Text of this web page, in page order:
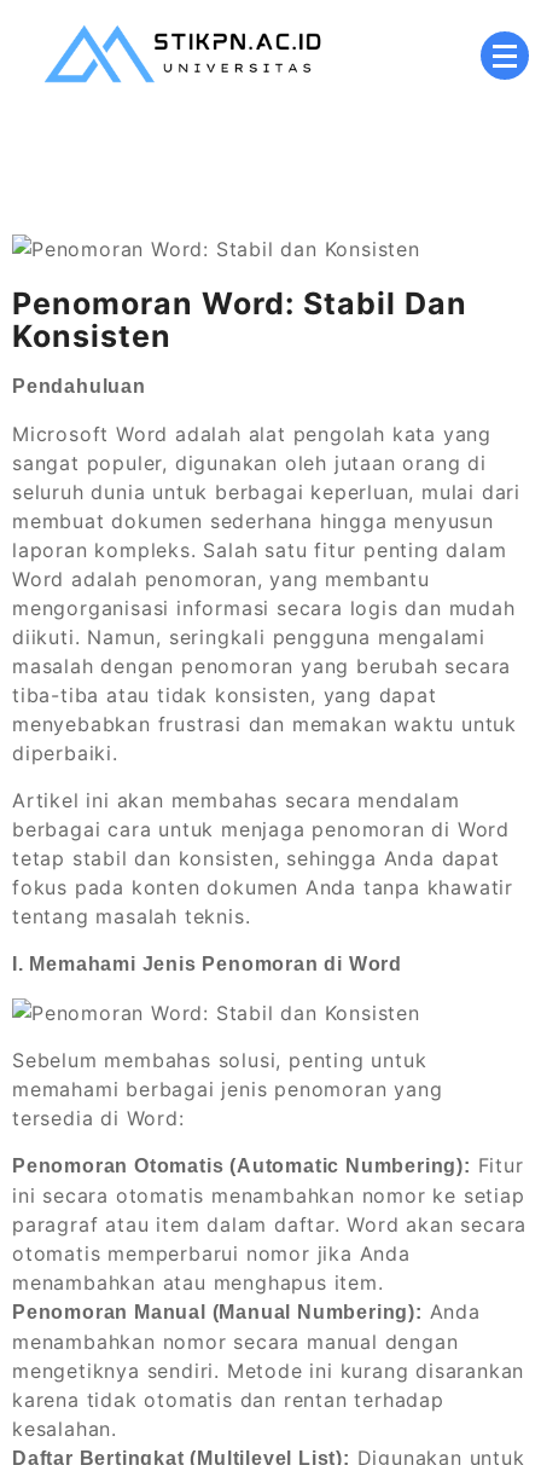
content
Penomoran Word: Stabil Dan
Konsisten
Pendahuluan
Microsoft Word adalah alat pengolah kata yang
sangat populer, digunakan oleh jutaan orang di
seluruh dunia untuk berbagai keperluan, mulai dari
membuat dokumen sederhana hingga menyusun
laporan kompleks. Salah satu fitur penting dalam
Word adalah penomoran, yang membantu
mengorganisasi informasi secara logis dan mudah
diikuti. Namun, seringkali pengguna mengalami
masalah dengan penomoran yang berubah secara
tiba-tiba atau tidak konsisten, yang dapat
menyebabkan frustrasi dan memakan waktu untuk
diperbaiki.
Artikel ini akan membahas secara mendalam
berbagai cara untuk menjaga penomoran di Word
tetap stabil dan konsisten, sehingga Anda dapat
fokus pada konten dokumen Anda tanpa khawatir
tentang masalah teknis.
I. Memahami Jenis Penomoran di Word
Sebelum membahas solusi, penting untuk
memahami berbagai jenis penomoran yang
tersedia di Word:
Penomoran Otomatis (Automatic Numbering): Fitur
ini secara otomatis menambahkan nomor ke setiap
paragraf atau item dalam daftar. Word akan secara
otomatis memperbarui nomor jika Anda
menambahkan atau menghapus item.
Penomoran Manual (Manual Numbering): Anda
menambahkan nomor secara manual dengan
mengetiknya sendiri. Metode ini kurang disarankan
karena tidak otomatis dan rentan terhadap
kesalahan.
Daftar Bertingkat (Multilevel List): Digunakan untuk